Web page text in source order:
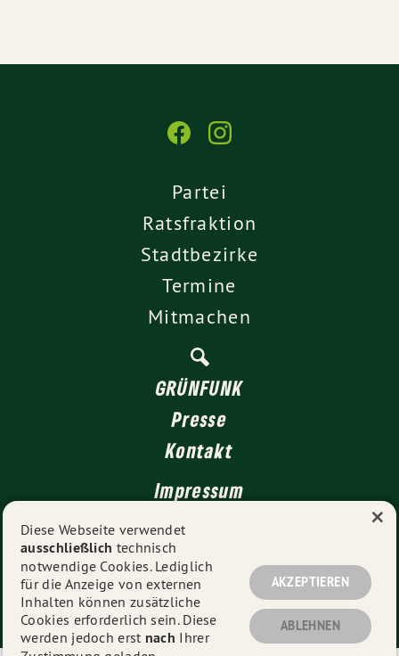
Partei
Ratsfraktion
Stadtbezirke
Termine
Mitmachen
GRÜNFUNK
Presse
Kontakt
Impressum
Datenschutz
© 2026GRÜNE Düsseldorf - Alle Rechte vorbehalten.
Diese Webseite verwendet
ausschließlich technisch
notwendige Cookies. Lediglich
für die Anzeige von externen
Inhalten können zusätzliche
Cookies erforderlich sein. Diese
werden jedoch erst nach Ihrer
AKZEPTIEREN
ABLEHNEN
×